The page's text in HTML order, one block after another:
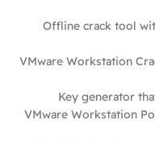
Offline crack tool
VMware Workstation
Key generator
VMware Workstation